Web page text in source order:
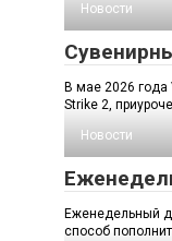
Новости
В мае 2026 года
Strike 2,
Новости
Еженедельный
способ